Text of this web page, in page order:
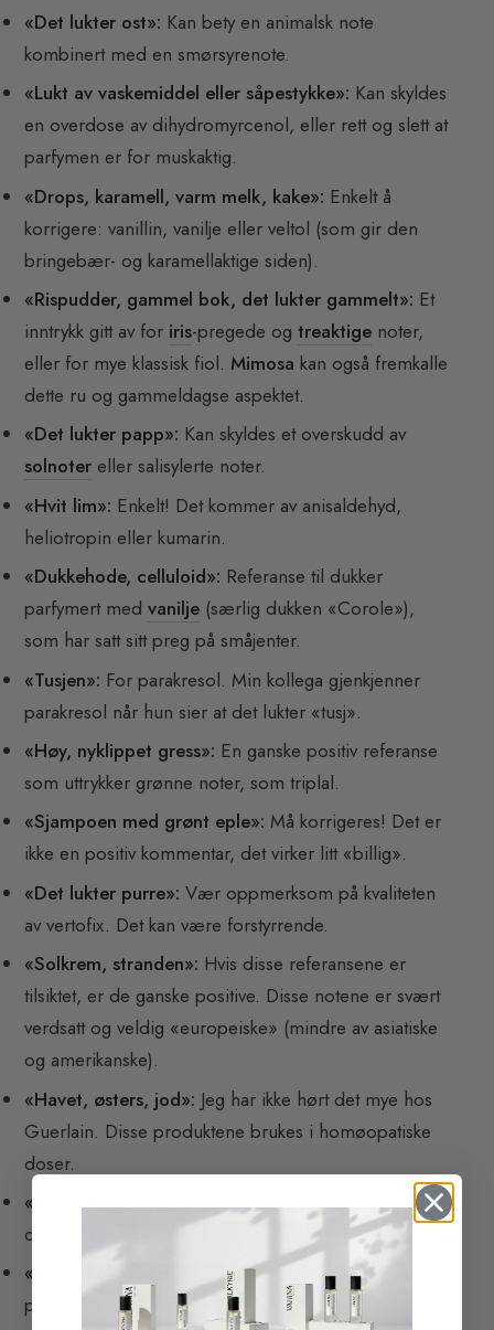
«Det lukter ost»: Kan bety en animalsk note
kombinert med en smørsyrenote.
«Lukt av vaskemiddel eller såpestykke»: Kan skyldes
en overdose av dihydromyrcenol, eller rett og slett at
parfymen er for muskaktig.
«Drops, karamell, varm melk, kake»: Enkelt å
korrigere: vanillin, vanilje eller veltol (som gir den
bringebær- og karamellaktige siden).
«Rispudder, gammel bok, det lukter gammelt»: Et
inntrykk gitt av for iris-pregede ogtreaktige noter,
eller for mye klassisk fiol.Mimosa kan også fremkalle
dette ru og gammeldagse aspektet.
«Det lukter papp»: Kan skyldes et overskudd av
solnoter eller salisylerte noter.
«Hvit lim»: Enkelt! Det kommer av anisaldehyd,
heliotropin eller kumarin.
«Dukkehode, celluloid»: Referanse til dukker
parfymert medvanilje (særlig dukken «Corole»),
som har satt sitt preg på småjenter.
«Tusjen»: For parakresol. Min kollega gjenkjenner
parakresol når hun sier at det lukter «tusj».
«Høy, nyklippet gress»: En ganske positiv referanse
som uttrykker grønne noter, som triplal.
«Sjampoen med grønt eple»: Må korrigeres! Det er
ikke en positiv kommentar, det virker litt «billig».
«Det lukter purre»: Vær oppmerksom på kvaliteten
av vertofix. Det kan være forstyrrende.
«Solkrem, stranden»: Hvis disse referansene er
tilsiktet, er de ganske positive. Disse notene er svært
verdsatt og veldig «europeiske» (mindre av asiatiske
og amerikanske).
«Havet, østers, jod»: Jeg har ikke hørt det mye hos
Guerlain. Disse produktene brukes i homøopatiske
doser.
«Det lukter diesel, bensin»:Ofte forårsaket av et
overskudd av grønne noter som cis-3-hexenol.
«Ristet brød, brent»:
Sannsynligvis for mye
pyraziner.